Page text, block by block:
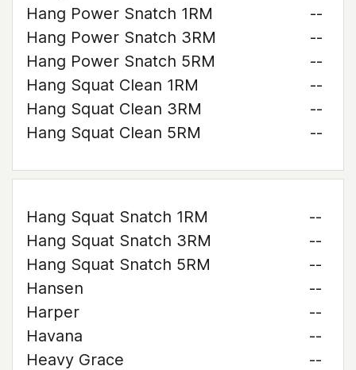
Hang Power Snatch 1RM
--
Hang Power Snatch 3RM
--
Hang Power Snatch 5RM
--
Hang Squat Clean 1RM
--
Hang Squat Clean 3RM
--
Hang Squat Clean 5RM
--
Hang Squat Snatch 1RM
--
Hang Squat Snatch 3RM
--
Hang Squat Snatch 5RM
--
Hansen
--
Harper
--
Havana
--
Heavy Grace
--